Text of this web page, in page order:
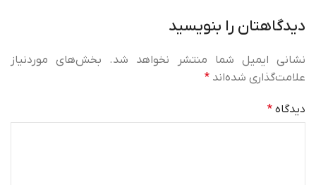
دیدگاهتان را بنویسید
نشانی ایمیل شما منتشر نخواهد شد.
بخش‌های موردنیاز
علامت‌گذاری شده‌اند *
دیدگاه *